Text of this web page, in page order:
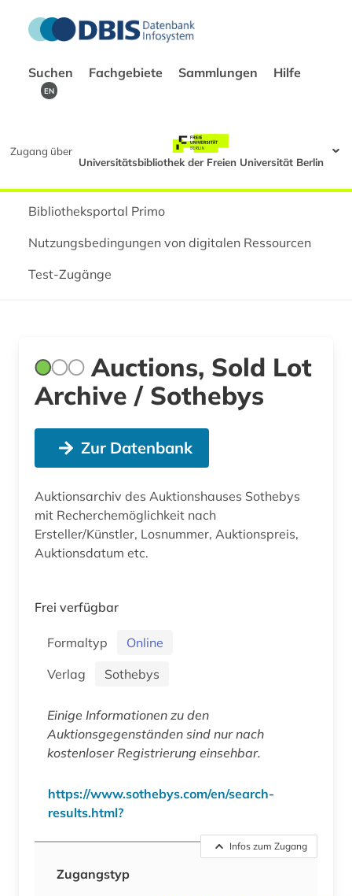
Suchen Fachgebiete Sammlungen Hilfe
EN
Zugang über
Universitätsbibliothek der Freien Universität Berlin
Bibliotheksportal Primo
Nutzungsbedingungen von digitalen Ressourcen
Test-Zugänge
Auctions, Sold Lot
Archive / Sothebys
Zur Datenbank
Auktionsarchiv des Auktionshauses Sothebys
mit Recherchemöglichkeit nach
Ersteller/Künstler, Losnummer, Auktionspreis,
Auktionsdatum etc.
Frei verfügbar
Formaltyp
Online
Verlag
Sothebys
Einige Informationen zu den
Auktionsgegenständen sind nur nach
kostenloser Registrierung einsehbar.
https://www.sothebys.com/en/search-
results.html?
Infos zum Zugang
Zugangstyp